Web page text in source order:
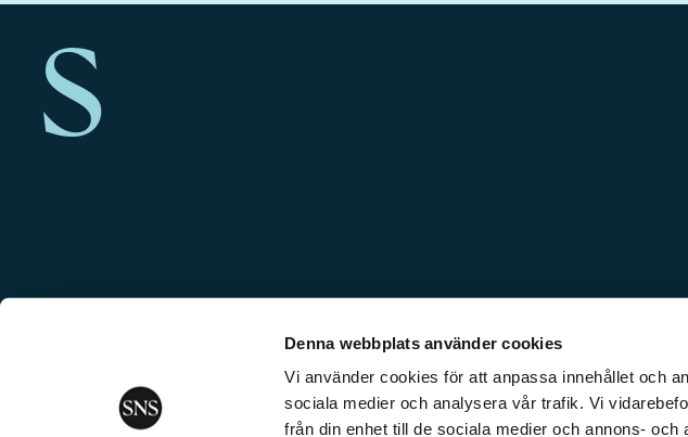
Denna webbplats använder cookies
Vi använder cookies för att anpassa innehållet och
sociala medier och analysera vår trafik. Vi
från din enhet till de sociala medier och annons-